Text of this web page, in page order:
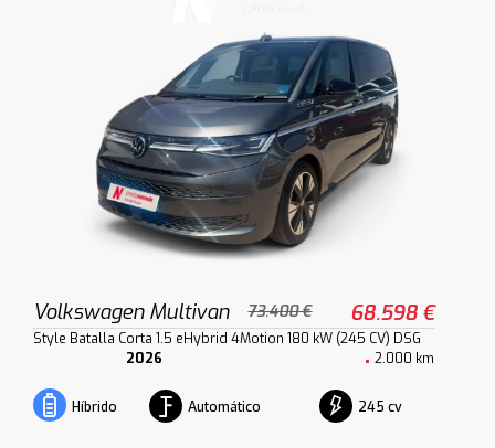
Volkswagen Multivan 73.400 € 68.598 €
Style Batalla Corta 1.5 eHybrid 4Motion 180 kW (245 CV) DSG
2026
2.000 km
Híbrido Automático 245 cv